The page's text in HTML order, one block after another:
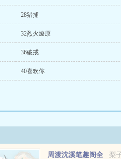
28猎捕
32烈火燎原
36破戒
40喜欢你
梨
周渡沈溪笔趣阁全